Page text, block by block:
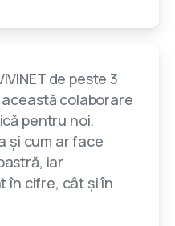
de peste 3
colaborare
pentru noi.
și cum ar face
iar
în cifre, cât și în